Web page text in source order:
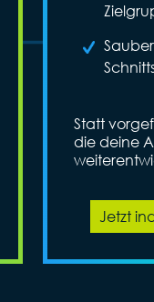
Statt
die deine
Jetzt